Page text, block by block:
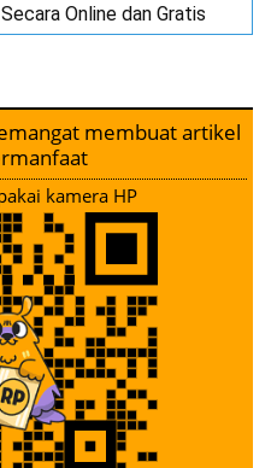
Online dan Gratis
membuat artikel
kamera HP